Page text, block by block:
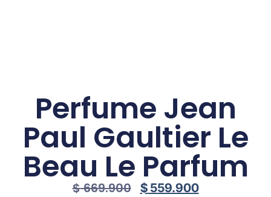
Perfume Jean
Paul Gaultier Le
Beau Le Parfum
$669.900 $559.900